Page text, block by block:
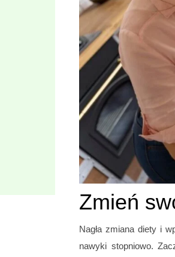
Zmień
Nagła zmiana diety i
nawyki stopniowo.